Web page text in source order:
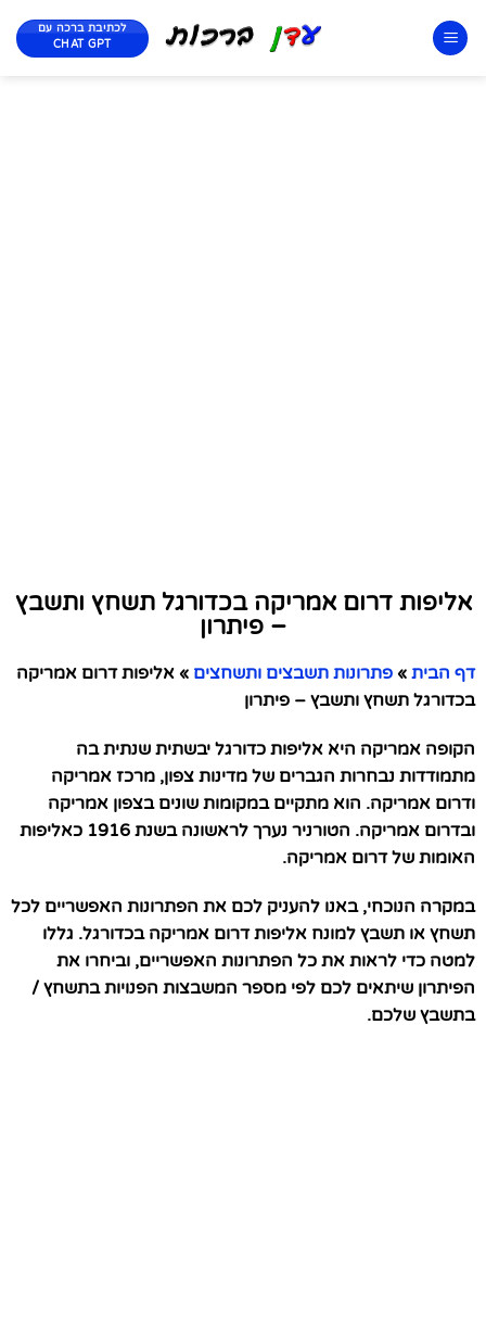
לכתיבת ברכה עם
CHAT GPT
אליפות דרום אמריקה בכדורגל תשחץ ותשבץ
– פיתרון
דף הבית » פתרונות תשבצים ותשחצים » אליפות דרום אמריקה
בכדורגל תשחץ ותשבץ – פיתרון
הקופה אמריקה היא אליפות כדורגל יבשתית שנתית בה
מתמודדות נבחרות הגברים של מדינות צפון, מרכז אמריקה
ודרום אמריקה. הוא מתקיים במקומות שונים בצפון אמריקה
ובדרום אמריקה. הטורניר נערך לראשונה בשנת 1916 כאליפות
האומות של דרום אמריקה.
במקרה הנוכחי, באנו להעניק לכם את הפתרונות האפשריים לכל
תשחץ או תשבץ למונח אליפות דרום אמריקה בכדורגל. גללו
למטה כדי לראות את כל הפתרונות האפשריים, וביחרו את
הפיתרון שיתאים לכם לפי מספר המשבצות הפנויות בתשחץ /
בתשבץ שלכם.